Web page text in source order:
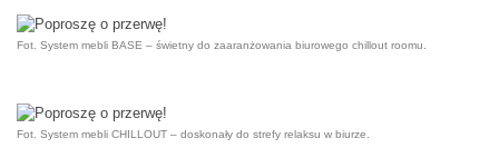
Fot. System mebli BASE – świetny do zaaranżowania biurowego chillout roomu.
Fot. System mebli CHILLOUT – doskonały do strefy relaksu w biurze.